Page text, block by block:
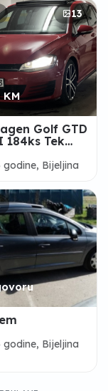
13
KM
Golf GTD
184ks Tek
godine, Bijeljina
godine, Bijeljina